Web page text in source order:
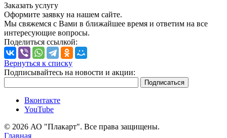
Заказать услугу
Оформите заявку на нашем сайте.
Мы свяжемся с Вами в ближайшее время и ответим на все
интересующие вопросы.
Поделиться ссылкой:
Вернуться к списку
Подписывайтесь на новости и акции:
Вконтакте
YouTube
© 2026 АО "Плакарт". Все права защищены.
Главная